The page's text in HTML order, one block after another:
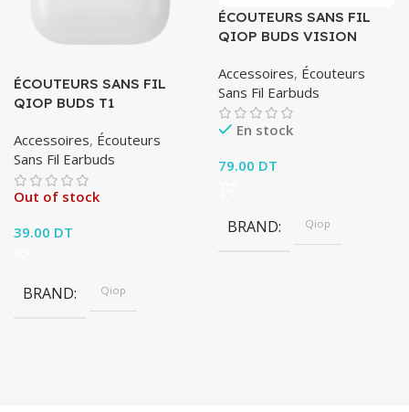
ÉCOUTEURS SANS FIL
QIOP BUDS T1
Accessoires, Écouteurs
Sans Fil Earbuds
Out of stock
39.00 DT
BRAND Qiop
ÉCOUTEURS SANS FIL
QIOP BUDS VISION
Accessoires, Écouteurs
Sans Fil Earbuds
En stock
79.00 DT
BRAND Qiop